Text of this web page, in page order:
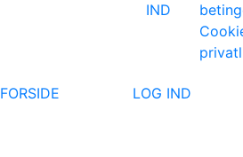
IND
FORSIDE
LOG IND